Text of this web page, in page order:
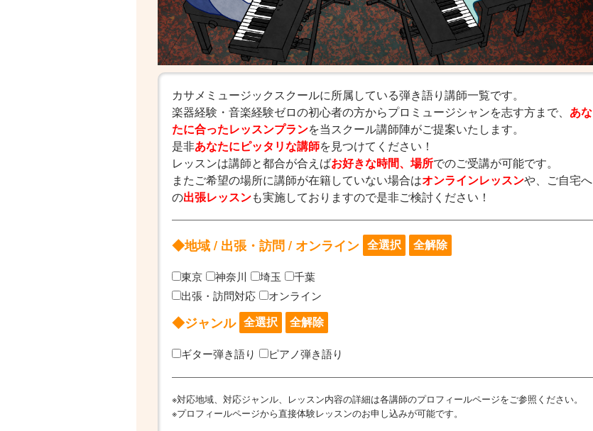
カサメミュージックスクールに所属している弾き語り講師一覧です。
楽器経験・音楽経験ゼロの初心者の方からプロミュージシャンを志す方まで、 あな
たに合ったレッスンプランを当スクール講師陣がご提案いたします。
是非あなたにピッタリな講師を見つけてください！
レッスンは講師と都合が合えばお好きな時間、場所でのご受講が可能です。
またご希望の場所に講師が在籍していない場合はオンラインレッスンや、ご自宅へ
の出張レッスンも実施しておりますので是非ご検討ください！
◆地域 / 出張・訪問 / オンライン
東京 神奈川 埼玉
千葉
出張・訪問対応
オンライン
◆ジャンル
ギター弾き語り ピアノ弾き語り
※対応地域、対応ジャンル、レッスン内容の詳細は各講師のプロフィールページをご参照ください。
※プロフィールページから直接体験レッスンのお申し込みが可能です。